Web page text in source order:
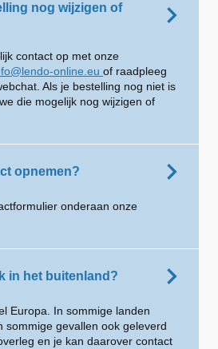
nog wijzigen of
contact op met onze
online.eu of raadpleeg
Als je bestelling nog niet is
die mogelijk nog wijzigen of
opnemen?
onderaan onze
in het buitenland?
Europa. In sommige landen
sommige gevallen ook geleverd
en je kan daarover contact